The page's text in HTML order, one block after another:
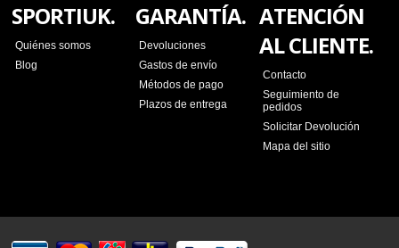
SPORTIUK.
Quiénes somos
Blog
GARANTÍA.
Devoluciones
Gastos de envío
Métodos de pago
Plazos de entrega
ATENCIÓN
AL CLIENTE.
Contacto
Seguimiento de
pedidos
Solicitar Devolución
Mapa del sitio